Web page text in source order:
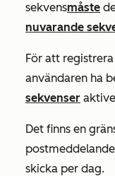
sekvensmåste
nuvarande
För att
användaren ha
sekvenser
Det finns en
skicka per dag.